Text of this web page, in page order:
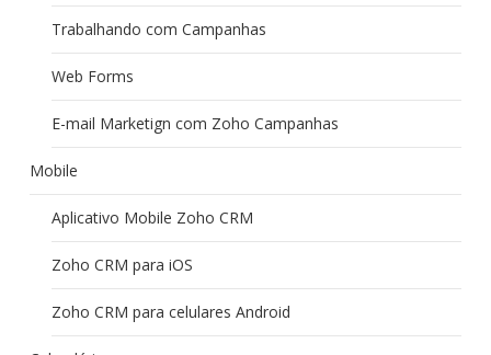
Trabalhando com Campanhas
Web Forms
E-mail Marketign com Zoho Campanhas
Mobile
Aplicativo Mobile Zoho CRM
Zoho CRM para iOS
Zoho CRM para celulares Android